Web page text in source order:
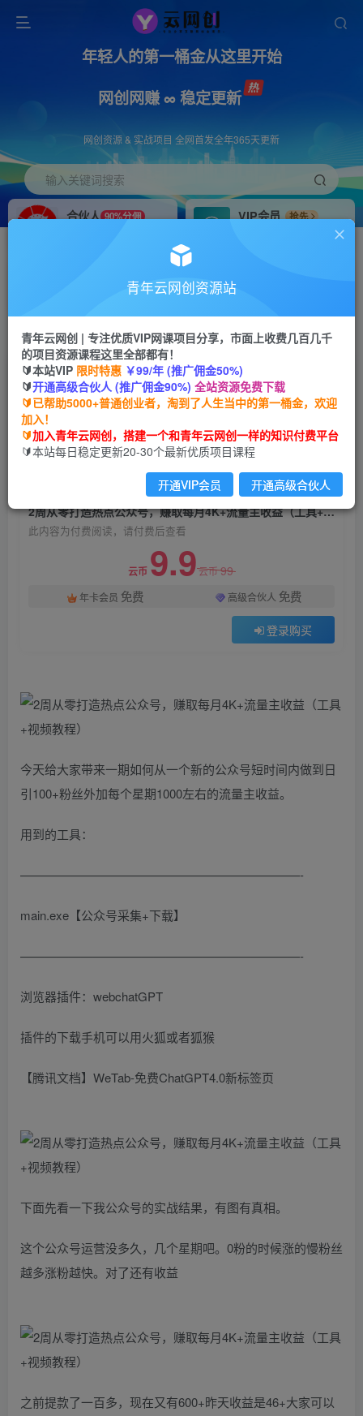
年轻人的第一桶金从这里开始
网创网赚 ∞ 稳定更新
网创资源 & 实战项目 全网首发全年365天更新
输入关键词搜索
合伙人 90%分佣
VIP会员
抢先
搭建同款网站，自己当老板
首页 创业课程 会员免费 正文
2周从零打造热点公众号，赚取每月4K+流量主收
益（工具+视频教程）
青年云网创
2年前发布
关注 私信
2周从零打造热点公众号，赚取每月4K+流量主收益（工具+视频教程）
此内容为付费阅读，请付费后查看
云币 9.9云币99
年卡会员 免费 高级合伙人 免费
登录购买
今天给大家带来一期如何从一个新的公众号短时间内做到日
引100+粉丝外加每个星期1000左右的流量主收益。
用到的工具：
———————————————————————-
main.exe【公众号采集+下载】
———————————————————————-
浏览器插件：webchatGPT
插件的下载手机可以用火狐或者狐猴
【腾讯文档】WeTab-免费ChatGPT4.0新标签页
下面先看一下我公众号的实战结果，有图有真相。
这个公众号运营没多久，几个星期吧。0粉的时候涨的慢粉丝
越多涨粉越快。对了还有收益
之前提款了一百多，现在又有600+昨天收益是46+大家可以
青年云网创资源站
青年云网创 | 专注优质VIP网课项目分享，市面上收费几百几千
的项目资源课程这里全部都有！
🔰本站VIP 限时特惠 ￥99/年 (推广佣金50%)
🔰开通高级合伙人 (推广佣金90%) 全站资源免费下载
🔰已帮助5000+普通创业者，淘到了人生当中的第一桶金，欢迎
加入！
🔰加入青年云网创，搭建一个和青年云网创一样的知识付费平台
🔰本站每日稳定更新20-30个最新优质项目课程
开通VIP会员 开通高级合伙人